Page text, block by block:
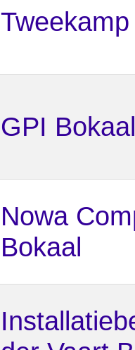
Tweekamp
GPI Bokaal
Nowa
Bokaal